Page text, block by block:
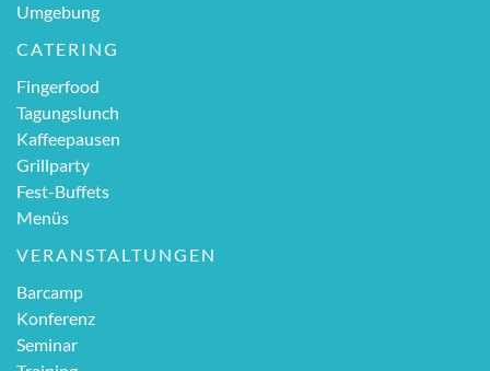
Umgebung
CATERING
Fingerfood
Tagungslunch
Kaffeepausen
Grillparty
Fest-Buffets
Menüs
VERANSTALTUNGEN
Barcamp
Konferenz
Seminar